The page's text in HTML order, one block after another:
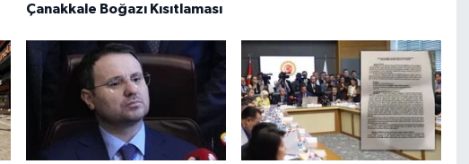
Çanakkale Boğazı Kısıtlaması